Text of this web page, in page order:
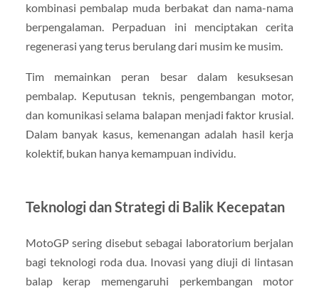
kombinasi pembalap muda berbakat dan nama-nama
berpengalaman. Perpaduan ini menciptakan cerita
regenerasi yang terus berulang dari musim ke musim.
Tim memainkan peran besar dalam kesuksesan
pembalap. Keputusan teknis, pengembangan motor,
dan komunikasi selama balapan menjadi faktor krusial.
Dalam banyak kasus, kemenangan adalah hasil kerja
kolektif, bukan hanya kemampuan individu.
Teknologi dan Strategi di Balik Kecepatan
MotoGP sering disebut sebagai laboratorium berjalan
bagi teknologi roda dua. Inovasi yang diuji di lintasan
balap kerap memengaruhi perkembangan motor